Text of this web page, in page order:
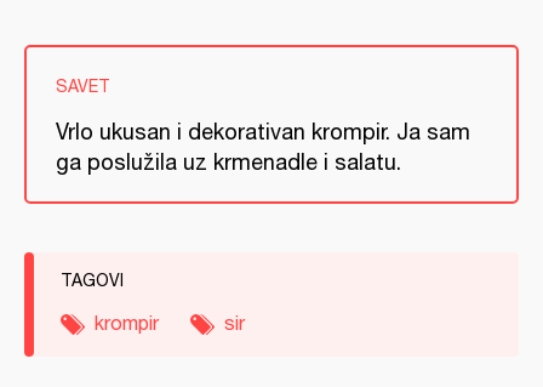
SAVET
Vrlo ukusan i dekorativan krompir. Ja sam
ga poslužila uz krmenadle i salatu.
TAGOVI
krompir sir